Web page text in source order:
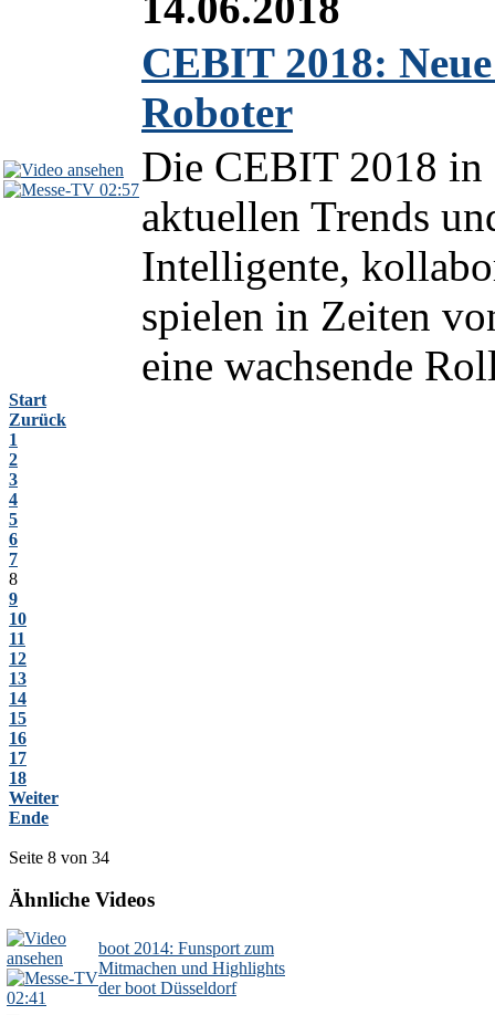
02:57
CEBIT 2018:
Roboter
Die CEBIT 2018
aktuellen Trends
Intelligente,
spielen in Zeiten
eine wachsende
Start
Zurück
1
2
3
4
5
6
7
8
9
10
11
12
13
14
15
16
17
18
Weiter
Ende
Seite 8 von 34
Ähnliche Videos
02:41
boot 2014: Funsport zum
Mitmachen und Highlights
der boot Düsseldorf